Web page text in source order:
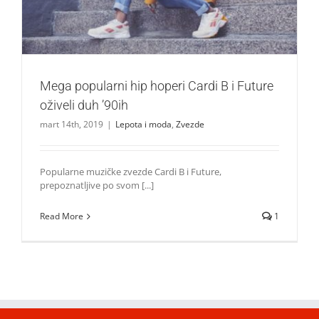
Mega popularni hip hoperi Cardi B i Future
oživeli duh ’90ih
mart 14th, 2019 | Lepota i moda, Zvezde
Popularne muzičke zvezde Cardi B i Future,
prepoznatljive po svom [...]
Read More 1